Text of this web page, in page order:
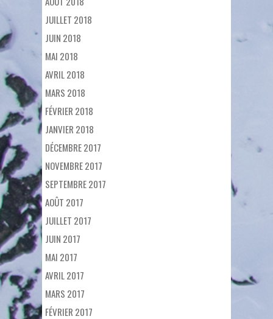
JUILLET 2018
JUIN 2018
MAI 2018
AVRIL 2018
MARS 2018
FÉVRIER 2018
JANVIER 2018
DÉCEMBRE 2017
NOVEMBRE 2017
SEPTEMBRE 2017
AOÛT 2017
JUILLET 2017
JUIN 2017
MAI 2017
AVRIL 2017
MARS 2017
FÉVRIER 2017